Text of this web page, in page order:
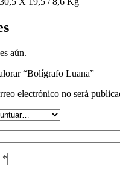
aún.
“Bolígrafo Luana”
electrónico no será
*